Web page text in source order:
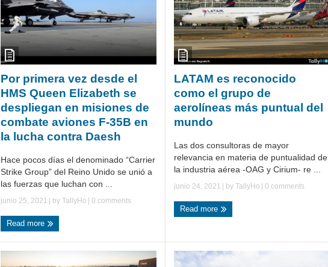
Por primera vez desde el
HMS Queen Elizabeth se
despliegan en misiones de
combate aviones F-35B en
la lucha contra Daesh
Hace pocos días el denominado “Carrier
Strike Group” del Reino Unido se unió a
las fuerzas que luchan con ...
junio 25, 2021 | by TallyHo 0 comments
Read more
LATAM es reconocido
como el grupo de
aerolíneas más puntual del
mundo
Las dos consultoras de mayor
relevancia en materia de puntualidad de
la industria aérea -OAG y Cirium- re ...
junio 24, 2021 | by TallyHo 0 comments
Read more